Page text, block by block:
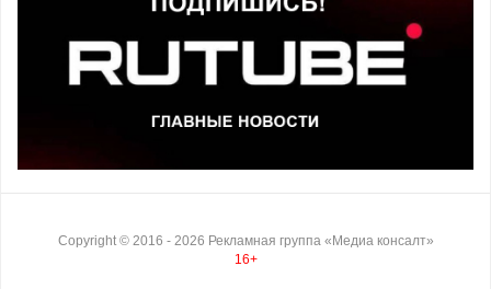
Copyright © 2016 - 2026 Рекламная группа «Медиа консалт»
16+